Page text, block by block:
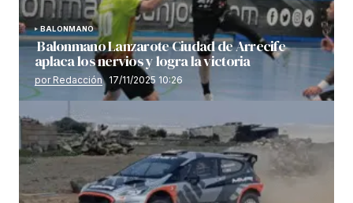
BALONMANO
Balonmano Lanzarote Ciudad de Arrecife
aplaca los nervios y logra la victoria
por Redacción 17/11/2025 10:26